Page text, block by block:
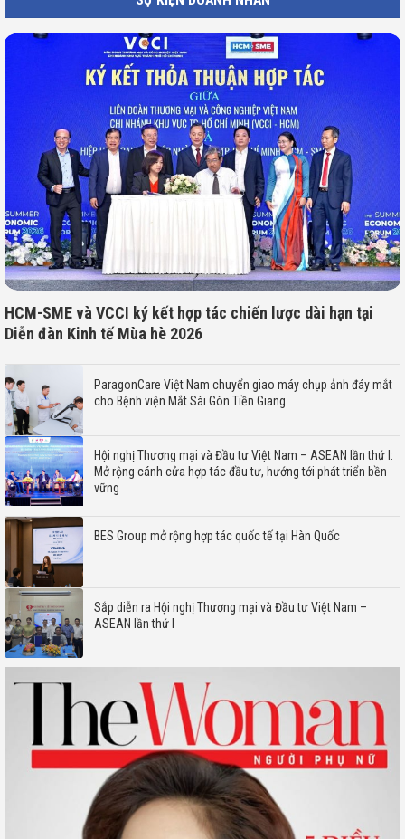
HCM-SME và VCCI ký kết hợp tác chiến lược dài hạn tại
Diễn đàn Kinh tế Mùa hè 2026
ParagonCare Việt Nam chuyển giao máy chụp ảnh đáy mắt
cho Bệnh viện Mắt Sài Gòn Tiền Giang
Hội nghị Thương mại và Đầu tư Việt Nam – ASEAN lần thứ I:
Mở rộng cánh cửa hợp tác đầu tư, hướng tới phát triển bền
vững
BES Group mở rộng hợp tác quốc tế tại Hàn Quốc
Sắp diễn ra Hội nghị Thương mại và Đầu tư Việt Nam –
ASEAN lần thứ I